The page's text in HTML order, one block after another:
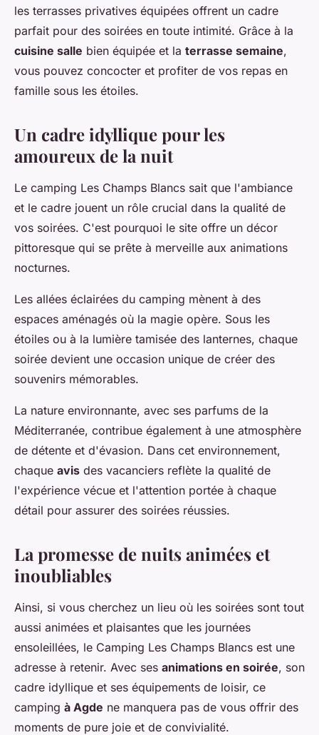
les terrasses privatives équipées offrent un cadre
parfait pour des soirées en toute intimité. Grâce à la
cuisine salle bien équipée et la terrasse semaine,
vous pouvez concocter et profiter de vos repas en
famille sous les étoiles.
Un cadre idyllique pour les
amoureux de la nuit
Le camping Les Champs Blancs sait que l'ambiance
et le cadre jouent un rôle crucial dans la qualité de
vos soirées. C'est pourquoi le site offre un décor
pittoresque qui se prête à merveille aux animations
nocturnes.
Les allées éclairées du camping mènent à des
espaces aménagés où la magie opère. Sous les
étoiles ou à la lumière tamisée des lanternes, chaque
soirée devient une occasion unique de créer des
souvenirs mémorables.
La nature environnante, avec ses parfums de la
Méditerranée, contribue également à une atmosphère
de détente et d'évasion. Dans cet environnement,
chaque avis des vacanciers reflète la qualité de
l'expérience vécue et l'attention portée à chaque
détail pour assurer des soirées réussies.
La promesse de nuits animées et
inoubliables
Ainsi, si vous cherchez un lieu où les soirées sont tout
aussi animées et plaisantes que les journées
ensoleillées, le Camping Les Champs Blancs est une
adresse à retenir. Avec ses animations en soirée, son
cadre idyllique et ses équipements de loisir, ce
camping à Agde ne manquera pas de vous offrir des
moments de pure joie et de convivialité.